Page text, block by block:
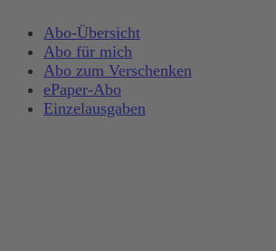
Abo-Übersicht
Abo für mich
Abo zum Verschenken
ePaper-Abo
Einzelausgaben